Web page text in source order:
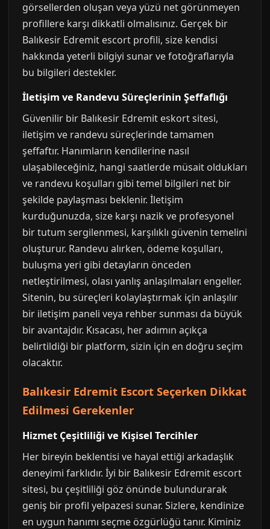
görsellerden oluşan veya yüzü net görünmeyen
profillere karşı dikkatli olmalısınız. Gerçek bir
Balıkesir Edremit escort profili, size kendisi
hakkında yeterli bilgiyi sunar ve fotoğraflarıyla
bu bilgileri destekler.
İletişim ve Randevu Süreçlerinin Şeffaflığı
Güvenilir bir Balıkesir Edremit eskort sitesi,
iletişim ve randevu süreçlerinde tamamen
şeffaftır. Hanımların kendilerine nasıl
ulaşabileceğiniz, hangi saatlerde müsait oldukları
ve randevu koşulları gibi temel bilgileri net bir
şekilde paylaşması beklenir. İletişim
kurduğunuzda, size karşı nazik ve profesyonel
bir tutum sergilenmesi, karşılıklı güvenin temelini
oluşturur. Randevu alırken, ödeme koşulları,
buluşma yeri gibi detayların önceden
netleştirilmesi, olası yanlış anlaşılmaları engeller.
Sitenin, bu süreçleri kolaylaştırmak için anlaşılır
bir iletişim paneli veya rehber sunması da büyük
bir avantajdır. Kısacası, her adımın açıkça
belirtildiği bir platform, sizin için en doğru seçim
olacaktır.
Balıkesir Edremit Escort Seçerken Dikkat
Edilmesi Gerekenler
Hizmet Çeşitliliği ve Kişisel Tercihler
Her bireyin beklentisi ve hayal ettiği arkadaşlık
deneyimi farklıdır. İyi bir Balıkesir Edremit escort
sitesi, bu çeşitliliği göz önünde bulundurarak
geniş bir profil yelpazesi sunar. Sizlere, kendinize
en uygun hanımı seçme özgürlüğü tanır. Kiminiz